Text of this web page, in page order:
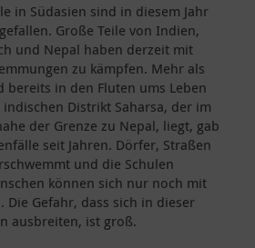
in Südasien sind in diesem Jahr
Große Teile von Indien,
und Nepal haben derzeit mit
zu kämpfen. Mehr als
bereits in den Fluten ums Leben
Distrikt Saharsa, der im
der Grenze zu Nepal, liegt, gab
seit Jahren. Dörfer, Straßen
und die Schulen
können sich nur noch mit
Die Gefahr, dass sich in dieser
ausbreiten, ist groß.